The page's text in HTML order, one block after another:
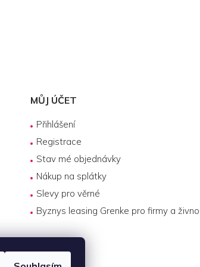
MŮJ ÚČET
Přihlášení
Registrace
Stav mé objednávky
Nákup na splátky
Slevy pro věrné
Byznys leasing Grenke pro firmy a